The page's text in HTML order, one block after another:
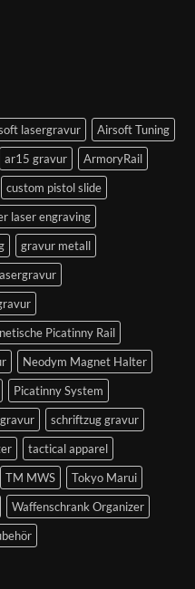
lasergravur
Airsoft Tuning
ar15 gravur
ArmoryRail
custom pistol slide
laser engraving
gravur metall
Picatinny Rail
Neodym Magnet Halter
Picatinny System
schriftzug gravur
tactical apparel
TM MWS
Tokyo Marui
Waffenschrank Organizer